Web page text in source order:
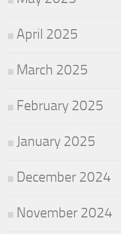
April 2025
March 2025
February 2025
January 2025
December 2024
November 2024